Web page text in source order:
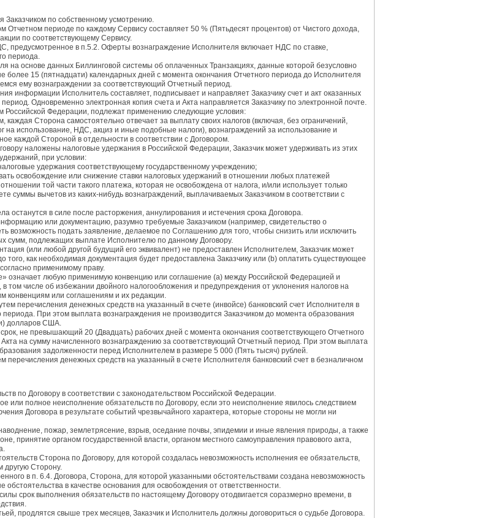
Заказчиком по собственному усмотрению.
Отчетном периоде по каждому Сервису составляет 50 % (Пятьдесят процентов) от Чистого дохода,
по соответствующему Сервису.
предусмотренное в п.5.2. Оферты вознаграждение Исполнителя включает НДС по ставке,
периода.
на основе данных Биллинговой системы об оплаченных Транзакциях, данные которой безусловно
более 15 (пятнадцати) календарных дней с момента окончания Отчетного периода до Исполнителя
ему вознаграждении за соответствующий Отчетный период.
информации Исполнитель составляет, подписывает и направляет Заказчику счет и акт оказанных
Одновременно электронная копия счета и Акта направляется Заказчику по электронной почте.
Российской Федерации, подлежат применению следующие условия:
Сторона самостоятельно отвечает за выплату своих налогов (включая, без ограничений,
на использование, НДС, акциз и иные подобные налоги), вознаграждений за использование и
каждой Стороной в отдельности в соответствии с Договором.
наложены налоговые удержания в Российской Федерации, Заказчик может удерживать из этих
при условии:
удержания соответствующему государственному учреждению;
освобождение или снижение ставки налоговых удержаний в отношении любых платежей
той части такого платежа, которая не освобождена от налога, и/или использует только
суммы вычетов из каких-нибудь вознаграждений, выплачиваемых Заказчиком в соответствии с
останутся в силе после расторжения, аннулирования и истечения срока Договора.
или документацию, разумно требуемые Заказчиком (например, свидетельство о
возможность подать заявление, делаемое по Соглашению для того, чтобы снизить или исключить
сумм, подлежащих выплате Исполнителю по данному Договору.
(или любой другой будущий его эквивалент) не предоставлен Исполнителем, Заказчик может
как необходимая документация будет предоставлена Заказчику или (b) оплатить существующее
применимому праву.
означает любую применимую конвенцию или соглашение (a) между Российской Федерацией и
том числе об избежании двойного налогообложения и предупреждения от уклонения налогов на
конвенциям или соглашениям и их редакции.
перечисления денежных средств на указанный в счете (инвойсе) банковский счет Исполнителя в
При этом выплата вознаграждения не производится Заказчиком до момента образования
долларов США.
не превышающий 20 (Двадцать) рабочих дней с момента окончания соответствующего Отчетного
на сумму начисленного вознаграждению за соответствующий Отчетный период. При этом выплата
задолженности перед Исполнителем в размере 5 000 (Пять тысяч) рублей.
перечисления денежных средств на указанный в счете Исполнителя банковский счет в безналичном
по Договору в соответствии с законодательством Российской Федерации.
или полное неисполнение обязательств по Договору, если это неисполнение явилось следствием
Договора в результате событий чрезвычайного характера, которые стороны не могли ни
пожар, землетрясение, взрыв, оседание почвы, эпидемии и иные явления природы, а также
принятие органом государственной власти, органом местного самоуправления правового акта,
Сторона по Договору, для которой создалась невозможность исполнения ее обязательств,
другую Сторону.
в п. 6.4. Договора, Сторона, для которой указанными обстоятельствами создана невозможность
в качестве основания для освобождения от ответственности.
срок выполнения обязательств по настоящему Договору отодвигается соразмерно времени, в
продлятся свыше трех месяцев, Заказчик и Исполнитель должны договориться о судьбе Договора.